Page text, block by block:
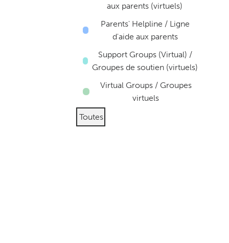
aux parents (virtuels)
Parents' Helpline / Ligne
d'aide aux parents
Support Groups (Virtual) /
Groupes de soutien (virtuels)
Virtual Groups / Groupes
virtuels
Toutes